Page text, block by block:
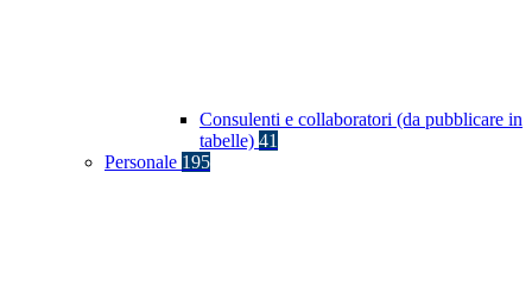
Consulenti e collaboratori (da pubblicare in
tabelle) 41
Personale 195